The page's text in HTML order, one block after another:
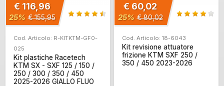
€ 116,96
25% € 155,95
Cod. Articolo: R-KITKTM-GF0-
025
Kit plastiche Racetech
KTM SX - SXF 125 / 150 /
250 / 300 / 350 / 450
2025-2026 GIALLO FLUO
€ 60,02
25% € 80,02
Cod. Articolo: 18-6043
Kit revisione attuatore
frizione KTM SXF 250 /
350 / 450 2023-2026